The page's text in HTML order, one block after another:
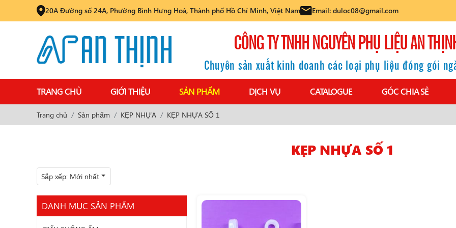
20A Đường số 24A, Phường Bình Hưng Hoà, Thành phố Hồ Chí Minh, Việt Nam Email: duloc08@gmail.com
CÔNG TY TNHH NGUYÊN PHỤ LIỆU AN
Chuyên sản xuất kinh doanh các loại phụ liệu đóng gói
TRANG CHỦ GIỚI THIỆU SẢN PHẨM DỊCH VỤ CATALOGUE GÓC CHIA SẺ
Trang chủ Sản phẩm KẸP NHỰA KẸP NHỰA SỐ 1
KẸP NHỰA SỐ 1
Sắp xếp: Mới nhất
DANH MỤC SẢN PHẨM